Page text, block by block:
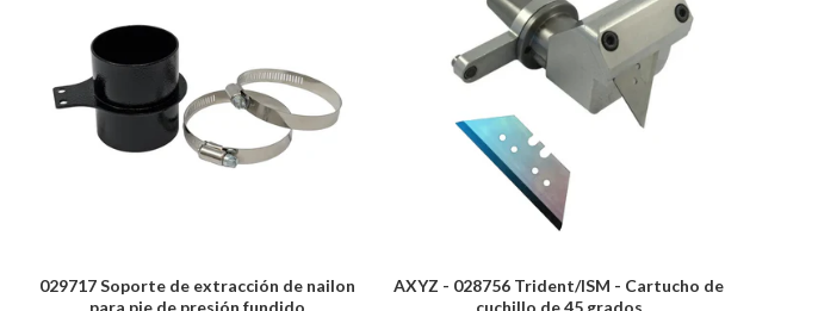
029717 Soporte de extracción de nailon
para pie de presión fundido
AXYZ - 028756 Trident/ISM - Cartucho de
cuchillo de 45 grados